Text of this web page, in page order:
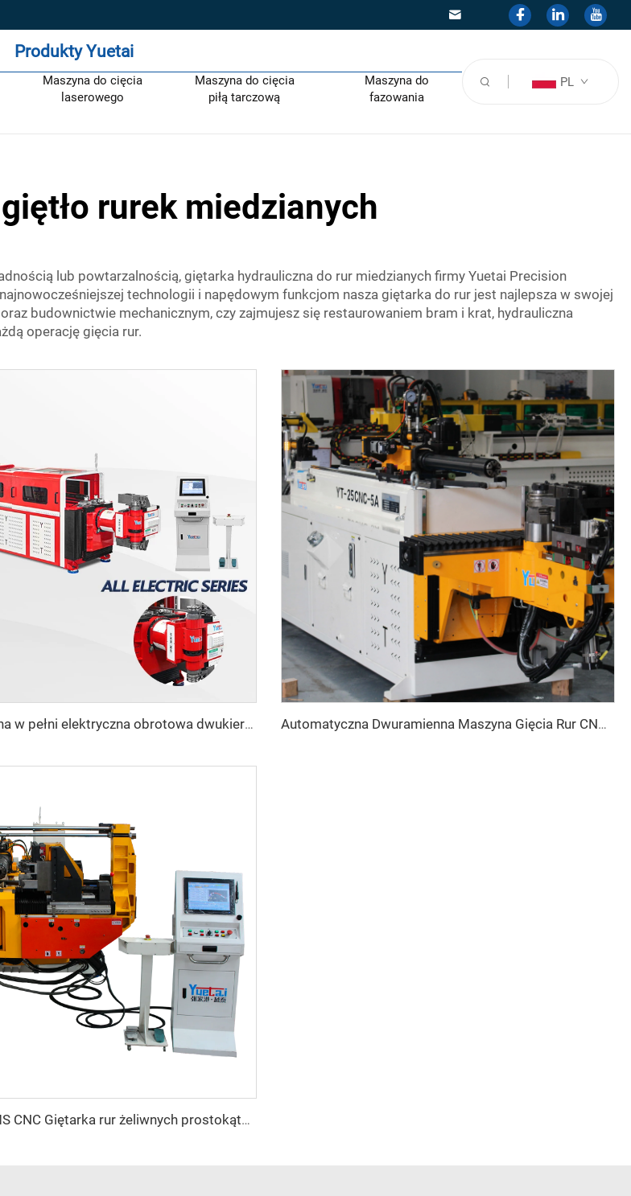
Produkty Yuetai
Maszyna do cięcia
laserowego
Maszyna do cięcia
piłą tarczową
Maszyna do
fazowania
PL
rurek miedzianych
lub powtarzalnością, giętarka hydrauliczna do rur miedzianych firmy Yuetai Precision
technologii i napędowym funkcjom nasza giętarka do rur jest najlepsza w swojej
budownictwie mechanicznym, czy zajmujesz się restaurowaniem bram i krat, hydrauliczna
operację gięcia rur.
Automatyczna w pełni elektryczna obrotowa dwukierunkowa seria CNC do gięcia rur metalowych i stalowych Maszyna do gięcia rur Automatyczna Dwuramienna Maszyna Gięcia Rur CNC jednoczesny system gięcia dwustronnego dla wydechów i balustrad maszyna do gięcia rur
90CNC 6A MS CNC Giętarka rur żeliwnych prostokątnych z silnikiem